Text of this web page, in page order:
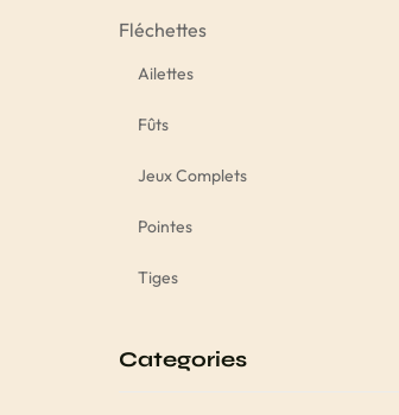
Fléchettes
Ailettes
Fûts
Jeux Complets
Pointes
Tiges
Categories